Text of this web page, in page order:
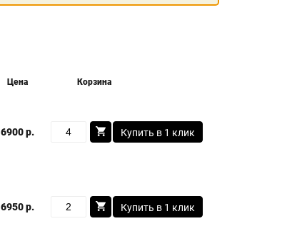
Цена Корзина
6900 р. Купить в 1 клик
6950 р. Купить в 1 клик